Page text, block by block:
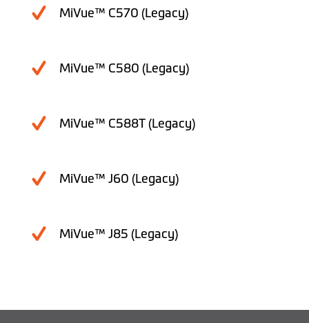
MiVue™ C570 (Legacy)
MiVue™ C580 (Legacy)
MiVue™ C588T (Legacy)
MiVue™ J60 (Legacy)
MiVue™ J85 (Legacy)